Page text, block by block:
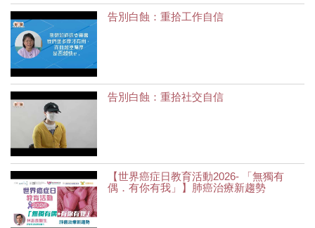
告別白蝕：重拾工作自信
告別白蝕：重拾社交自信
【世界癌症日教育活動2026- 「無獨有
偶．有你有我」】肺癌治療新趨勢